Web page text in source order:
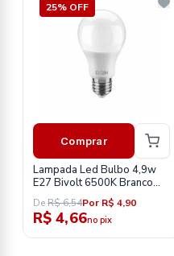
25% OFF
Comprar
Lampada Led Bulbo 4,9w
E27 Bivolt 6500K Branco
Fria Elgin
DeR$ 6,54Por R$ 4,90
R$ 4,66no pix